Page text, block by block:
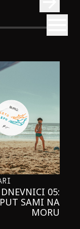
U
05:
SAMI NA
MORU